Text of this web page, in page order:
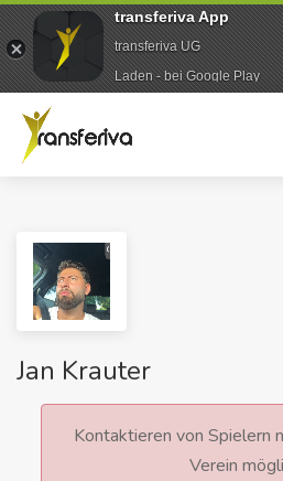
Jan Krauter
Kontaktieren von Spielern
Verein
transferiva App
transferiva UG
Laden - bei Google Play